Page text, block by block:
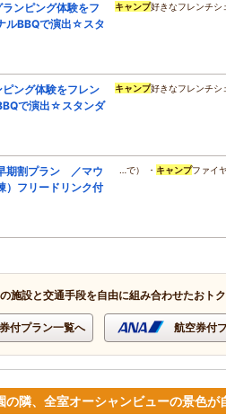
ランピング体験をフ
ルBBQで演出☆スタ
キャンプ好きなフレンチシ
ピング体験をフレン
で演出☆スタンダ
キャンプ好きなフレンチシ
期割プラン ／マウ
）フリードリンク付
…で） ・ キャンプファイ
施設と交通手段を自由に組み合わせたおト
付プラン一覧へ 航空券付
隣、全室オーシャンビューの景色が